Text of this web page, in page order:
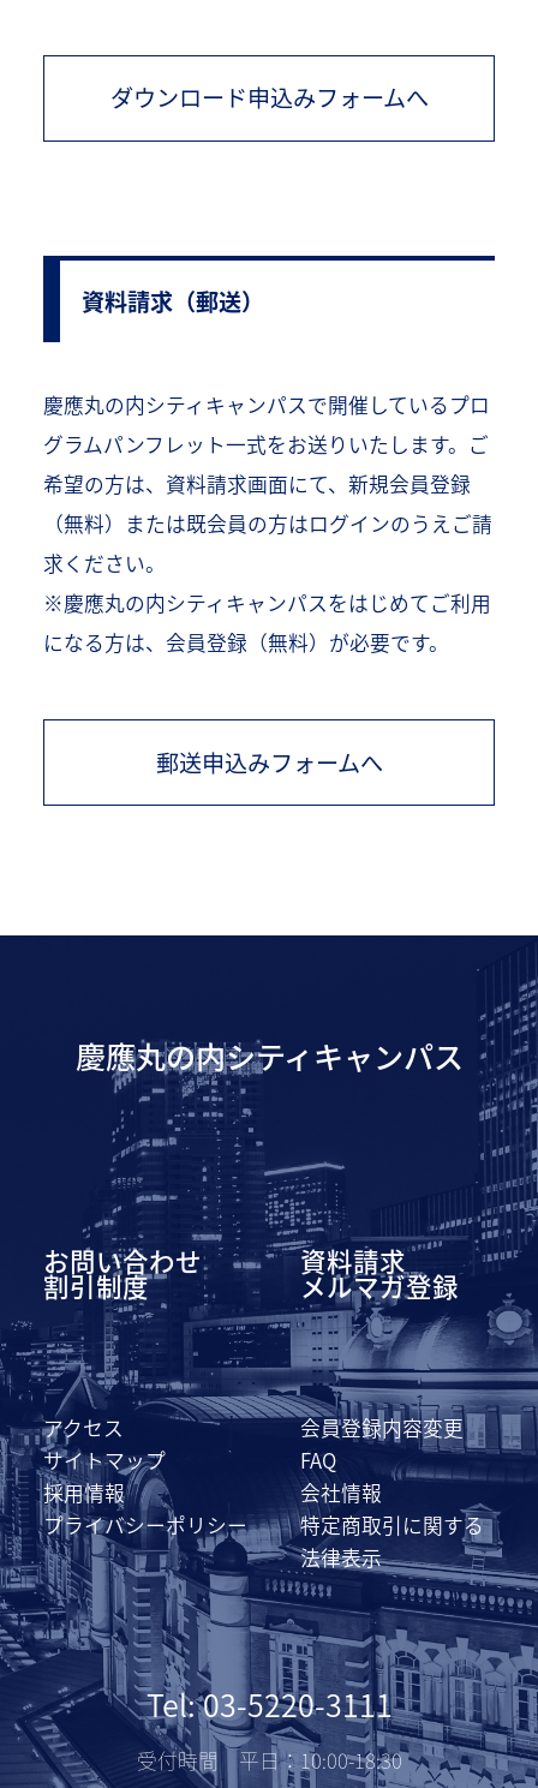
ダウンロード申込みフォームへ
資料請求（郵送）
慶應丸の内シティキャンパスで開催しているプロ
グラムパンフレット一式をお送りいたします。ご
希望の方は、資料請求画面にて、新規会員登録
（無料）または既会員の方はログインのうえご請
求ください。
※慶應丸の内シティキャンパスをはじめてご利用
になる方は、会員登録（無料）が必要です。
郵送申込みフォームへ
慶應丸の内シティキャンパス
お問い合わせ 資料請求
割引制度 メルマガ登録
アクセス
会員登録内容変更
サイトマップ
FAQ
採用情報
会社情報
プライバシーポリシー
特定商取引に関する
法律表示
Tel: 03-5220-3111
受付時間 平日：10:00-18:30